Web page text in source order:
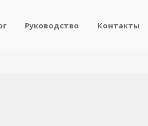
Руководство Контакты